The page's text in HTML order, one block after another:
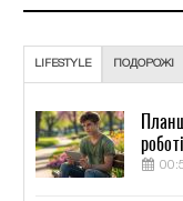
LIFESTYLE ПОДОРОЖІ